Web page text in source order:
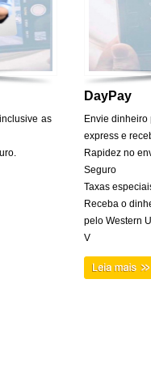
as
DayPay
Envie dinheiro
express e
Rapidez no
Seguro
Taxas
Receba o
pelo Western
V